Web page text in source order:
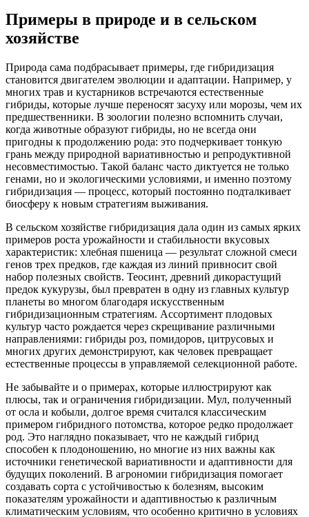
Примеры в природе и в сельском
хозяйстве
Природа сама подбрасывает примеры, где гибридизация
становится двигателем эволюции и адаптации. Например, у
многих трав и кустарников встречаются естественные
гибриды, которые лучше переносят засуху или морозы, чем их
предшественники. В зоологии полезно вспомнить случаи,
когда животные образуют гибриды, но не всегда они
пригодны к продолжению рода: это подчеркивает тонкую
грань между природной вариативностью и репродуктивной
несовместимостью. Такой баланс часто диктуется не только
генами, но и экологическими условиями, и именно поэтому
гибридизация — процесс, который постоянно подталкивает
биосферу к новым стратегиям выживания.
В сельском хозяйстве гибридизация дала один из самых ярких
примеров роста урожайности и стабильности вкусовых
характеристик: хлебная пшеница — результат сложной смеси
генов трех предков, где каждая из линий привносит свой
набор полезных свойств. Теосинт, древний дикорастущий
предок кукурузы, был превратен в одну из главных культур
планеты во многом благодаря искусственным
гибридизационным стратегиям. Ассортимент плодовых
культур часто рождается через скрещивание различными
направлениями: гибриды роз, помидоров, цитрусовых и
многих других демонстрируют, как человек превращает
естественные процессы в управляемой селекционной работе.
Не забывайте и о примерах, которые иллюстрируют как
плюсы, так и ограничения гибридизации. Мул, полученный
от осла и кобыли, долгое время считался классическим
примером гибридного потомства, которое редко продолжает
род. Это наглядно показывает, что не каждый гибрид
способен к плодоношению, но многие из них важны как
источники генетической вариативности и адаптивности для
будущих поколений. В агрономии гибридизация помогает
создавать сорта с устойчивостью к болезням, высоким
показателям урожайности и адаптивностью к различным
климатическим условиям, что особенно критично в условиях